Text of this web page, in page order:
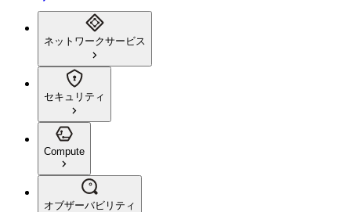
ネットワークサービス
セキュリティ
Compute
オブザーバビリティ